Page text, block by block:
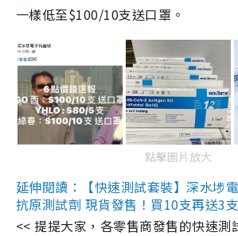
一樣低至$100/10支送口罩。
點擊圖片放大
延伸閱讀：【快速測試套裝】深水埗
抗原測試劑 現貨發售！買10支再送3
<< 提提大家，各零售商發售的快速測